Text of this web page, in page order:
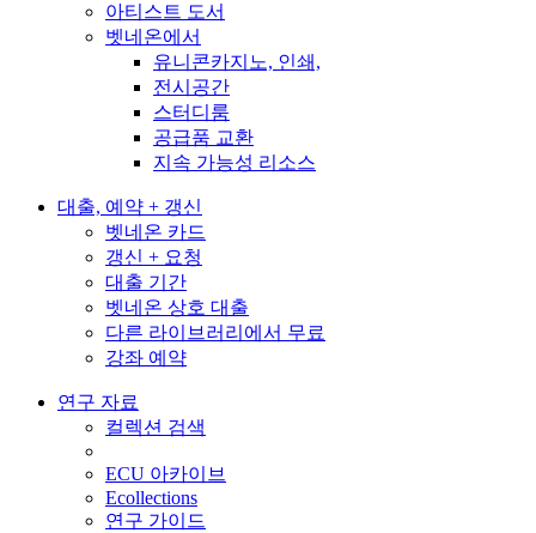
아티스트 도서
벳네온에서
유니콘카지노, 인쇄,
전시공간
스터디룸
공급품 교환
지속 가능성 리소스
대출, 예약 + 갱신
벳네온 카드
갱신 + 요청
대출 기간
벳네온 상호 대출
다른 라이브러리에서 무료
강좌 예약
연구 자료
컬렉션 검색
ECU 아카이브
Ecollections
연구 가이드